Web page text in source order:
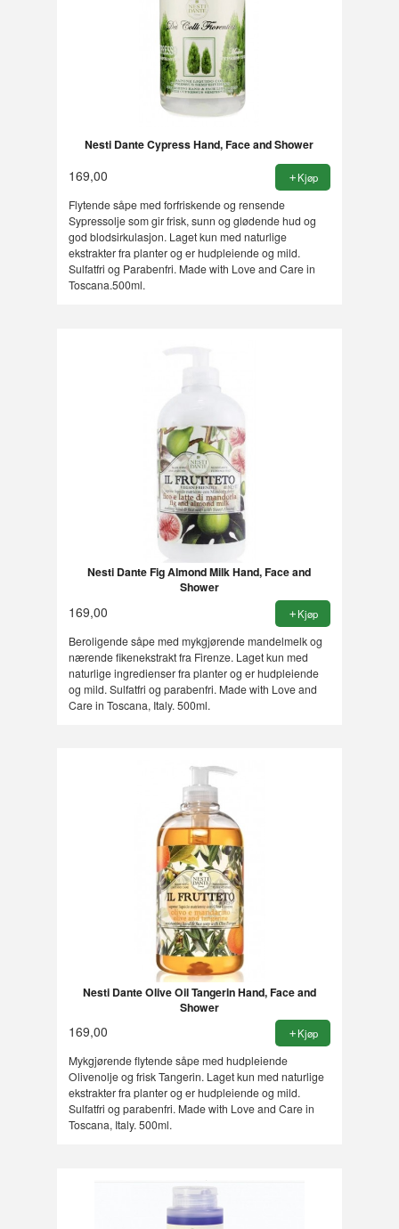
Nesti Dante Cypress Hand, Face and Shower
169,00 Kjøp
Flytende såpe med forfriskende og rensende
Sypressolje som gir frisk, sunn og glødende hud og
god blodsirkulasjon. Laget kun med naturlige
ekstrakter fra planter og er hudpleiende og mild.
Sulfatfri og Parabenfri. Made with Love and Care in
Toscana.500ml.
Nesti Dante Fig Almond Milk Hand, Face and
Shower
169,00 Kjøp
Beroligende såpe med mykgjørende mandelmelk og
nærende fikenekstrakt fra Firenze. Laget kun med
naturlige ingredienser fra planter og er hudpleiende
og mild. Sulfatfri og parabenfri. Made with Love and
Care in Toscana, Italy. 500ml.
Nesti Dante Olive Oil Tangerin Hand, Face and
Shower
169,00 Kjøp
Mykgjørende flytende såpe med hudpleiende
Olivenolje og frisk Tangerin. Laget kun med naturlige
ekstrakter fra planter og er hudpleiende og mild.
Sulfatfri og parabenfri. Made with Love and Care in
Toscana, Italy. 500ml.